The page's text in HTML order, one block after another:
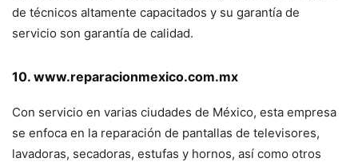
de técnicos altamente capacitados y su garantía de
servicio son garantía de calidad.
10. www.reparacionmexico.com.mx
Con servicio en varias ciudades de México, esta empresa
se enfoca en la reparación de pantallas de televisores,
lavadoras, secadoras, estufas y hornos, así como otros